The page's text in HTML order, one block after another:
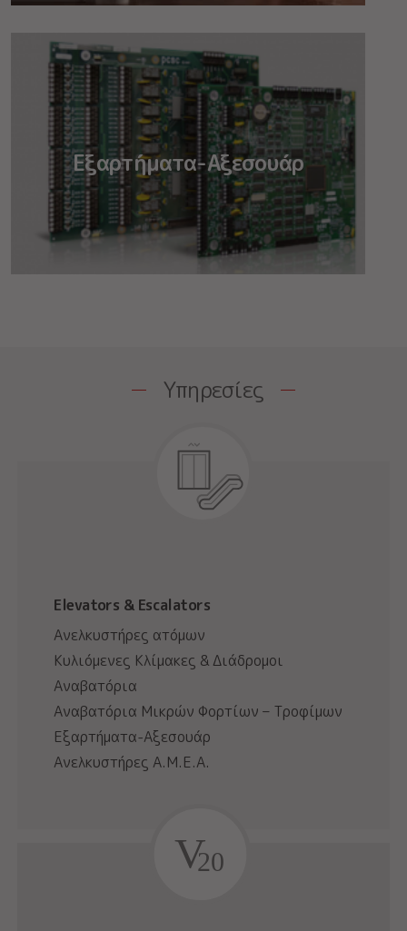
Εξαρτήματα-Αξεσουάρ
Υπηρεσίες
Elevators & Escalators
Ανελκυστήρες ατόμων
Κυλιόμενες Κλίμακες & Διάδρομοι
Αναβατόρια
Αναβατόρια Μικρών Φορτίων – Τροφίμων
Εξαρτήματα-Αξεσουάρ
Ανελκυστήρες Α.Μ.Ε.Α.
V20